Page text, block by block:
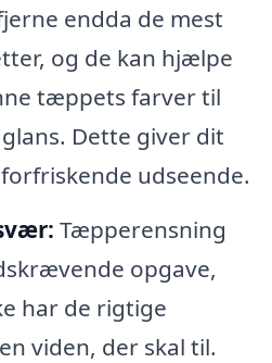
endda de mest
og de kan hjælpe
tæppets farver til
Dette giver dit
udseende.
Tæpperensning
opgave,
har de rigtige
viden, der skal til.